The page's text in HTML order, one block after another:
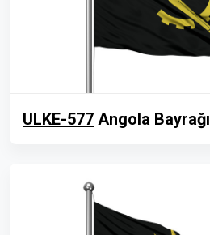
ULKE-577 Angola Bayrağı